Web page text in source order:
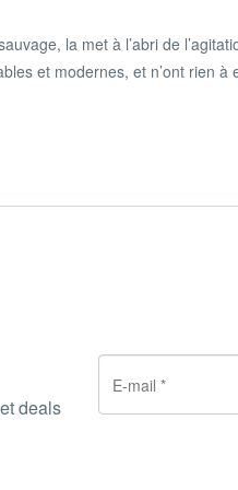
la met à l’abri de
et modernes, et n’ont rien
deals